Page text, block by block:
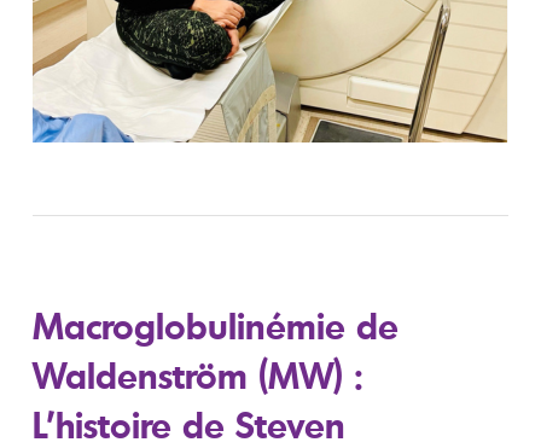
Macroglobulinémie de
Waldenström (MW) :
L’histoire de Steven